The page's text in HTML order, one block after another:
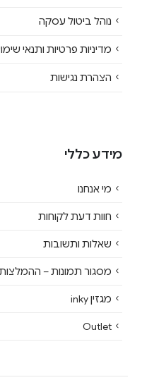
נוהל ביטול עסקה
מדיניות פרטיות ותנאי
הצהרת נגישות
מידע כללי
מי אנחנו
חוות דעת לקוחות
שאלות ותשובות
מסגור תמונות –
מגזין inky
Outlet